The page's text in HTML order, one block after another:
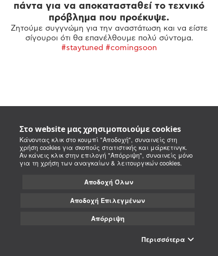
Στο website μας χρησιμοποιούμε cookies
Κάνοντας κλικ στο κουμπί "Αποδοχή", συναινείς στη
χρήση cookies για σκοπούς στατιστικής και μάρκετινγκ.
Αν κάνεις κλικ στην επιλογή "Απόρριψη", συναινείς μόνο
για τη χρήση των αναγκαίων & λειτουργικών cookies.
Αποδοχή Όλων
Αποδοχή Επιλεγμένων
Απόρριψη
Περισσότερα
πάντα για να αποκατασταθεί το τεχνικό
πρόβλημα που προέκυψε.
Ζητούμε συγγνώμη για την αναστάτωση και να είστε
σίγουροι ότι θα επανέλθουμε πολύ σύντομα.
#staytuned #comingsoon